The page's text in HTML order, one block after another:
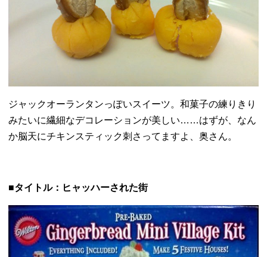
ジャックオーランタンっぽいスイーツ。和菓子の練りきり
みたいに繊細なデコレーションが美しい……はずが、なん
か脳天にチキンスティック刺さってますよ、奥さん。
■タイトル：ヒャッハーされた街